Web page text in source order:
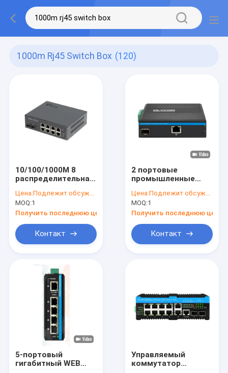
1000m Rj45 Switch Box (120)
10/100/1000M 8
распределительная
деятельности
оптического
волокна портов
RJ45 с пользой POE
крытой
Цена:Подлежит обсуждению
MOQ:1
Получить последнюю цену
Контакт
2 портовые
промышленные
переключателя
двойной мощности
100/1000M волокна
переключателя Din
Rail
Цена:Подлежит обсуждению
MOQ:1
Получить последнюю цену
Контакт
5-портовый
гигабитный WEB
Управляемый
коммутатор